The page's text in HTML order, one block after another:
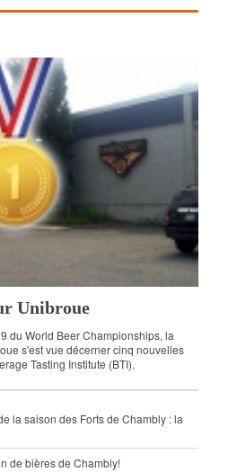
Unibroue
du World Beer Championships, la
s'est vue décerner cinq nouvelles
Tasting Institute (BTI).
la saison des Forts de Chambly : la
de bières de Chambly!